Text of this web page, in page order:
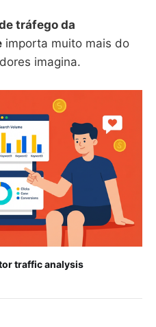
tráfego da
importa muito mais do
imagina.
traffic analysis